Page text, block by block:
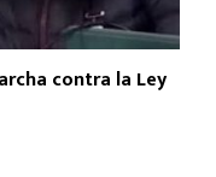
contra la Ley